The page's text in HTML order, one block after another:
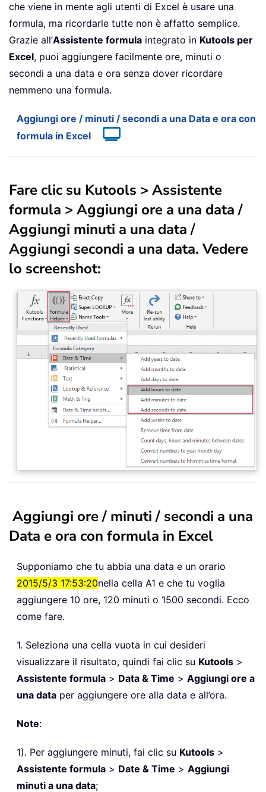
che viene in mente agli utenti di Excel è usare una
formula, ma ricordarle tutte non è affatto semplice.
Grazie all’Assistente formula integrato in Kutools per
Excel, puoi aggiungere facilmente ore, minuti o
secondi a una data e ora senza dover ricordare
nemmeno una formula.
Aggiungi ore / minuti / secondi a una Data e ora con
formula in Excel
Fare clic su Kutools > Assistente
formula > Aggiungi ore a una data/
Aggiungi minuti a una data/
Aggiungi secondi a una data. Vedere
lo screenshot:
Aggiungi ore / minuti / secondi a una
Data e ora con formula in Excel
Supponiamo che tu abbia una data e un orario
2015/5/3 17:53:20nella cella A1 e che tu voglia
aggiungere 10 ore, 120 minuti o 1500 secondi. Ecco
come fare.
1. Seleziona una cella vuota in cui desideri
visualizzare il risultato, quindi fai clic su Kutools >
Assistente formula > Data & Time > Aggiungi ore a
una data per aggiungere ore alla data e all’ora.
Note:
1). Per aggiungere minuti, fai clic su Kutools >
Assistente formula > Date & Time > Aggiungi
minuti a una data;